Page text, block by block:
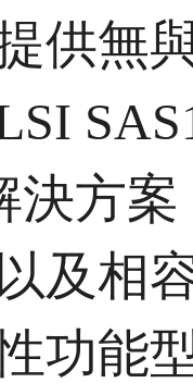
供無
決方
及相
功能